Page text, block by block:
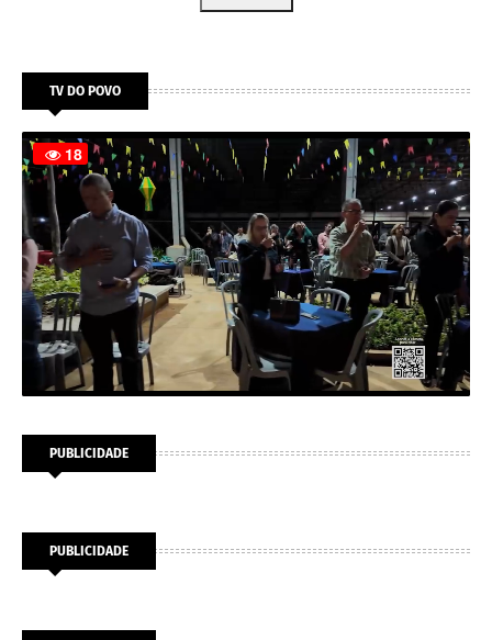
TV DO POVO
PUBLICIDADE
PUBLICIDADE